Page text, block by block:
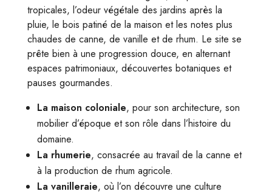
tropicales, l’odeur végétale des jardins après la
pluie, le bois patiné de la maison et les notes plus
chaudes de canne, de vanille et de rhum. Le site se
prête bien à une progression douce, en alternant
espaces patrimoniaux, découvertes botaniques et
pauses gourmandes.
La maison coloniale, pour son architecture, son
mobilier d’époque et son rôle dans l’histoire du
domaine.
La rhumerie, consacrée au travail de la canne et
à la production de rhum agricole.
La vanilleraie, où l’on découvre une culture